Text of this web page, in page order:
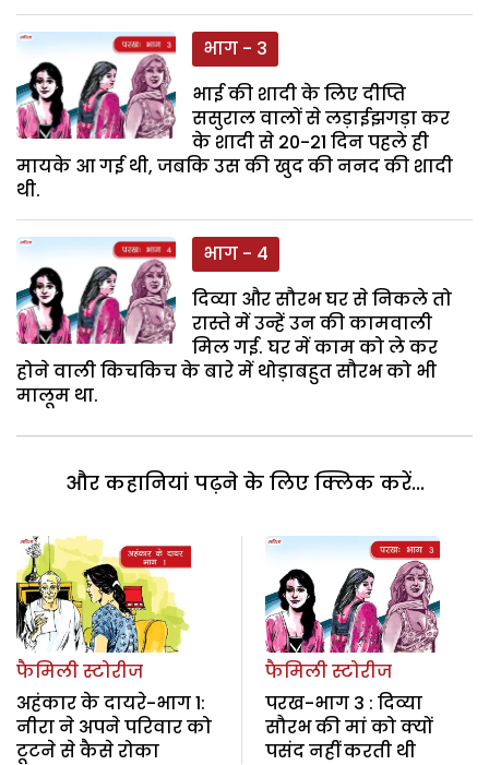
भाग - 3
भाई की शादी के लिए दीप्ति
ससुराल वालों से लड़ाईझगड़ा कर
के शादी से 20-21 दिन पहले ही
मायके आ गई थी, जबकि उस की खुद की ननद की शादी
थी.
भाग - 4
दिव्या और सौरभ घर से निकले तो
रास्ते में उन्हें उन की कामवाली
मिल गई. घर में काम को ले कर
होने वाली किचकिच के बारे में थोड़ाबहुत सौरभ को भी
मालूम था.
और कहानियां पढ़ने के लिए क्लिक करें...
फैमिली स्टोरीज
अहंकार के दायरे-भाग 1:
नीरा ने अपने परिवार को
टूटने से कैसे रोका
फैमिली स्टोरीज
परख-भाग 3 : दिव्या
सौरभ की मां को क्यों
पसंद नहीं करती थी